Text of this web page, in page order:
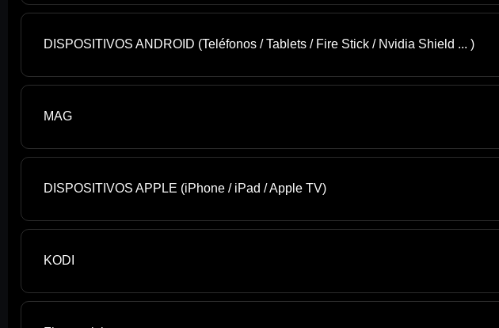
DISPOSITIVOS ANDROID (Teléfonos / Tablets / Fire Stick / Nvidia Shield ... )
MAG
DISPOSITIVOS APPLE (iPhone / iPad / Apple TV)
KODI